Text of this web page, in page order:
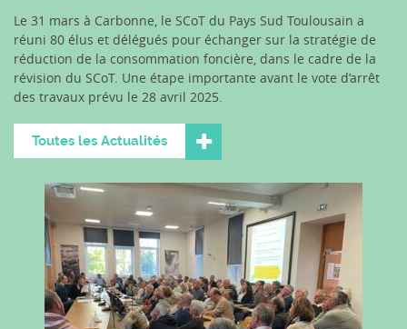
Le 31 mars à Carbonne, le SCoT du Pays Sud Toulousain a
réuni 80 élus et délégués pour échanger sur la stratégie de
réduction de la consommation foncière, dans le cadre de la
révision du SCoT. Une étape importante avant le vote d’arrêt
des travaux prévu le 28 avril 2025.
Toutes les Actualités